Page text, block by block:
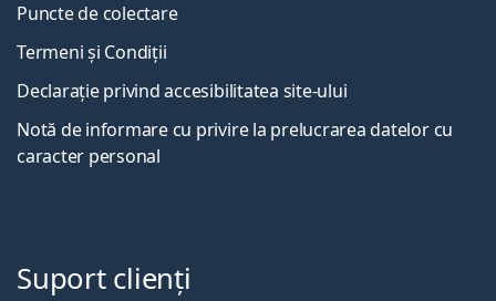
Puncte de colectare
Termeni și Condiții
Declarație privind accesibilitatea site-ului
Notă de informare cu privire la prelucrarea datelor cu
caracter personal
Suport clienți